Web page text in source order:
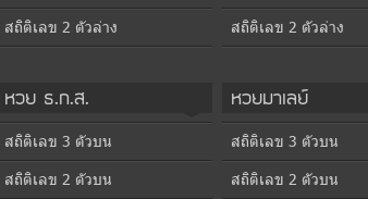
สถิติเลข 2 ตัวล่าง
สถิติเลข 2 ตัวล่าง
หวย ธ.ก.ส.
สถิติเลข 3 ตัวบน
สถิติเลข 2 ตัวบน
หวยมาเลย์
สถิติเลข 3 ตัวบน
สถิติเลข 2 ตัวบน